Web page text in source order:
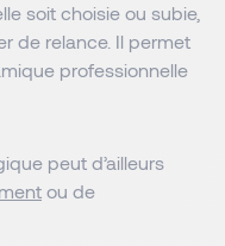
soit choisie ou subie,
de relance. Il permet
professionnelle
peut d’ailleurs
ou de